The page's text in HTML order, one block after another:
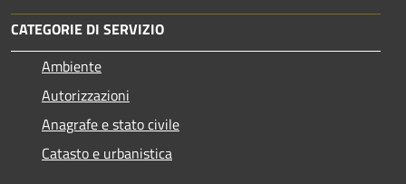
CATEGORIE DI SERVIZIO
Ambiente
Autorizzazioni
Anagrafe e stato civile
Catasto e urbanistica